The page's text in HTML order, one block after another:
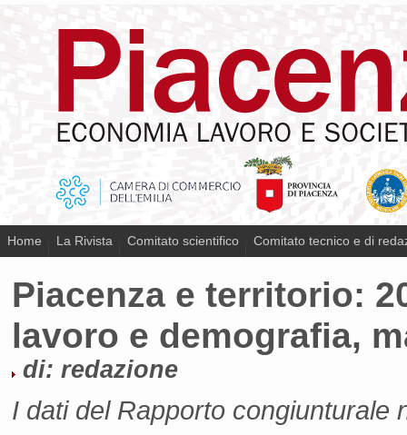
Home La Rivista Comitato scientifico Comitato tecnico e di
Piacenza e territorio:
lavoro e demografia,
di: redazione
I dati del Rapporto congiunturale